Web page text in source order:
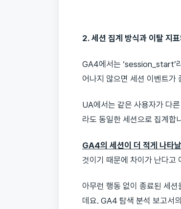
2. 세션 집계 방식과 이탈 지
GA4에서는 ‘session_start’
어나지 않으면 세션 이벤트가
UA에서는 같은 사용자가 다
라도 동일한 세션으로 집계합
GA4의 세션이 더 적게 나타
것이기 때문에 차이가 난다고
아무런 행동 없이 종료된 세
데요. GA4 탐색 분석 보고서